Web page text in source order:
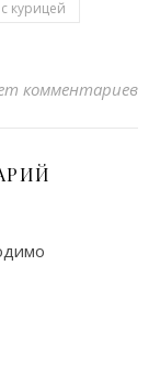
с курицей
комментариев